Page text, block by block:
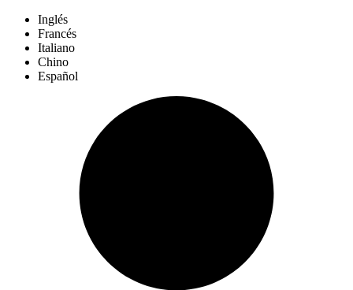
Inglés
Francés
Italiano
Chino
Español